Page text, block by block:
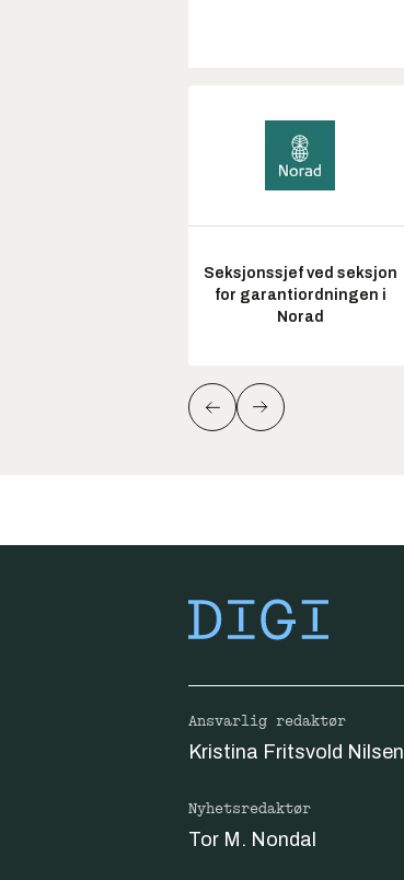
Seksjonssjef ved seksjon
for garantiordningen i
Norad
Ansvarlig redaktør
Kristina Fritsvold Nilsen
Nyhetsredaktør
Tor M. Nondal